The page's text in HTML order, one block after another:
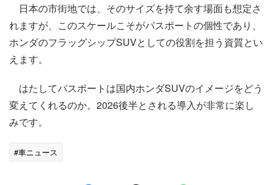
日本の市街地では、そのサイズを持て余す場面も想定さ
れますが、このスケールこそがパスポートの個性であり、
ホンダのフラッグシップSUVとしての役割を担う資質とい
えます。
はたしてパスポートは国内ホンダSUVのイメージをどう
変えてくれるのか。2026後半とされる導入が非常に楽し
みです。
#車ニュース